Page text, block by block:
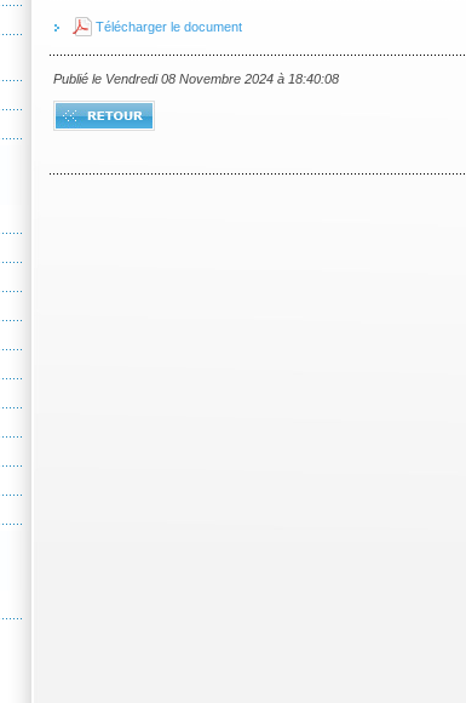
Télécharger le document
Publié le Vendredi 08 Novembre 2024 à 18:40:08